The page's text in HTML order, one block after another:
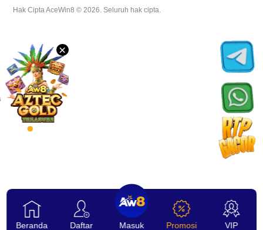
×
Afiliasi
Beranda Daftar Masuk Promosi VIP
Hak Cipta AceWin8 © 2026. Seluruh hak cipta.